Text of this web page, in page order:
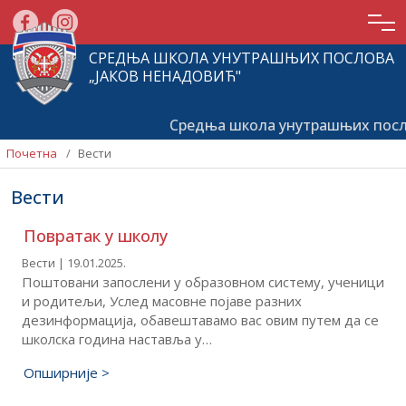
СРЕДЊА ШКОЛА УНУТРАШЊИХ ПОСЛОВА
„ЈАКОВ НЕНАДОВИЋ"
Почетна
школи
Средња школа унутрашњих послова
Почетна Вести
Вести
Повратак у школу
Вести | 19.01.2025.
Поштовани запослени у образовном систему, ученици
и родитељи, Услед масовне појаве разних
дезинформација, обавештавамо вас овим путем да се
школска година наставља у…
Опширније >